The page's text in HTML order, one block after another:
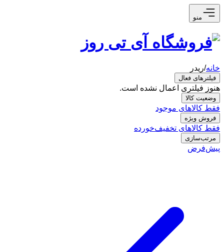
منو
خانه/ریدر
فیلترهای فعال
هنوز فیلتری اعمال نشده است.
وضعیت کالا
فقط کالاهای موجود
فروش ویژه
فقط کالاهای تخفیف‌خورده
مرتب‌سازی
پیش‌فرض